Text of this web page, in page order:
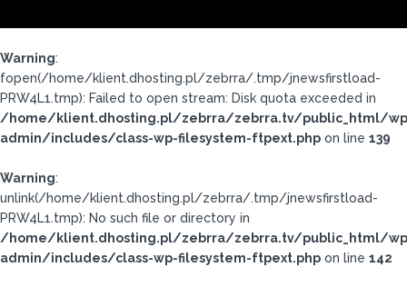
Warning:
fopen(/home/klient.dhosting.pl/zebrra/.tmp/jnewsfirstload-
PRW4L1.tmp): Failed to open stream: Disk quota exceeded in
/home/klient.dhosting.pl/zebrra/zebrra.tv/public_html/
admin/includes/class-wp-filesystem-ftpext.php on line 139
Warning:
unlink(/home/klient.dhosting.pl/zebrra/.tmp/jnewsfirstload-
PRW4L1.tmp): No such file or directory in
/home/klient.dhosting.pl/zebrra/zebrra.tv/public_html/
admin/includes/class-wp-filesystem-ftpext.php on line 142